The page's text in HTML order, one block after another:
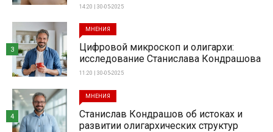
14:20 | 30-05-2025
МНЕНИЯ
Цифровой микроскоп и олигархи:
исследование Станислава Кондрашова
11:20 | 30-05-2025
3
МНЕНИЯ
Станислав Кондрашов об истоках и
развитии олигархических структур
4